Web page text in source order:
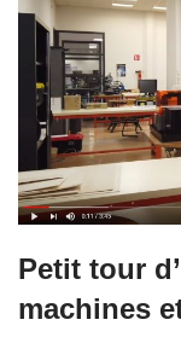
Petit tour
machines